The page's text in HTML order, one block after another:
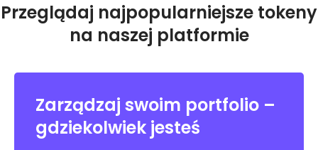
Przeglądaj najpopularniejsze tokeny
na naszej platformie
Zarządzaj swoim portfolio –
gdziekolwiek jesteś